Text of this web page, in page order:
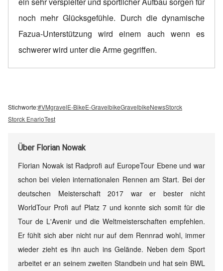
noch mehr Glücksgefühle. Durch die dynamische
Fazua-Unterstützung wird einem auch wenn es
schwerer wird unter die Arme gegriffen.
Stichworte:#VMgravelE-BikeE-GravelbikeGravelbikeNewsStorck
Storck EnarioTest
Über Florian Nowak
Florian Nowak ist Radprofi auf EuropeTour Ebene und war
schon bei vielen internationalen Rennen am Start. Bei der
deutschen Meisterschaft 2017 war er bester nicht
WorldTour Profi auf Platz 7 und konnte sich somit für die
Tour de L'Avenir und die Weltmeisterschaften empfehlen.
Er fühlt sich aber nicht nur auf dem Rennrad wohl, immer
wieder zieht es ihn auch ins Gelände. Neben dem Sport
arbeitet er an seinem zweiten Standbein und hat sein BWL